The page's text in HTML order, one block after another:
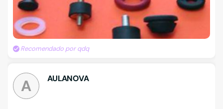
Recomendado por qdq
A AULANOVA